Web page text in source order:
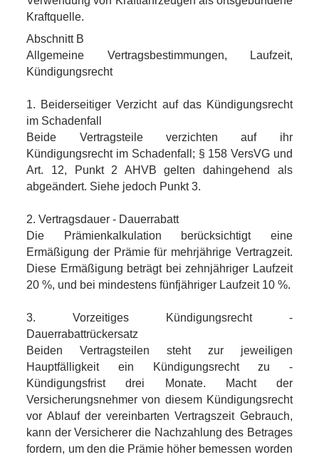
Kraftquelle.
Abschnitt B
Allgemeine Vertragsbestimmungen, Laufzeit,
Kündigungsrecht
1. Beiderseitiger Verzicht auf das Kündigungsrecht
im Schadenfall
Beide Vertragsteile verzichten auf ihr
Kündigungsrecht im Schadenfall; § 158 VersVG und
Art. 12, Punkt 2 AHVB gelten dahingehend als
abgeändert. Siehe jedoch Punkt 3.
2. Vertragsdauer - Dauerrabatt
Die Prämienkalkulation berücksichtigt eine
Ermäßigung der Prämie für mehrjährige Vertragzeit.
Diese Ermäßigung beträgt bei zehnjähriger Laufzeit
20 %, und bei mindestens fünfjähriger Laufzeit 10 %.
3. Vorzeitiges Kündigungsrecht -
Dauerrabattrückersatz
Beiden Vertragsteilen steht zur jeweiligen
Hauptfälligkeit ein Kündigungsrecht zu -
Kündigungsfrist drei Monate. Macht der
Versicherungsnehmer von diesem Kündigungsrecht
vor Ablauf der vereinbarten Vertragszeit Gebrauch,
kann der Versicherer die Nachzahlung des Betrages
fordern, um den die Prämie höher bemessen worden